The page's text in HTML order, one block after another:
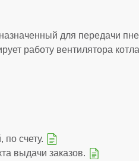
для передачи
работу вентилятора
по счету.
выдачи заказов.